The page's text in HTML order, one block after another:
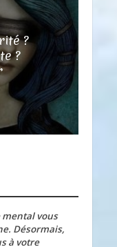
?
?
vous
Désormais,
à votre